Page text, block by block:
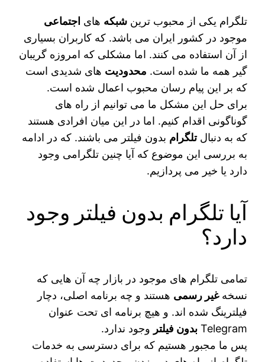
تلگرام یکی از محبوب‌ ترینشبکه‌ های اجتماعی
موجود در کشور ایران می‌ باشد. که کاربران بسیاری
از آن استفاده می‌ کنند. اما مشکلی که امروزه گریبان
‌گیر همه ما شده است. محدودیت‌ های شدیدی است
که بر این پیام رسان محبوب اعمال شده است.
برای حل این مشکل ما می‌ توانیم از راه‌ های
گوناگونی اقدام کنیم. اما در این میان افرادی هستند
که به دنبالتلگرام بدون فیلتر می‌ باشند. که در ادامه
به بررسی این موضوع که آیا چنین تلگرامی وجود
دارد یا خیر می‌ پردازیم.
آیا تلگرام بدون فیلتر وجود
دارد؟
تمامی تلگرام ‌های موجود در بازار چه آن هایی که
نسخهغیر رسمی هستند و چه برنامه اصلی، دچار
فیلترینگ شده اند. و هیچ برنامه‌ ای تحت عنوان
Telegram بدون فیلتر وجود ندارد.
پس ما مجبور هستیم که برای دسترسی به خدمات